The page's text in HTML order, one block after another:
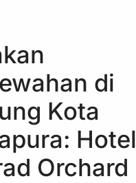
di
Kota
Hotel
Orchard